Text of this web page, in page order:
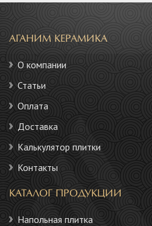
АГАНИМ КЕРАМИКА
О компании
Статьи
Оплата
Доставка
Калькулятор плитки
Контакты
КАТАЛОГ ПРОДУКЦИИ
Напольная плитка